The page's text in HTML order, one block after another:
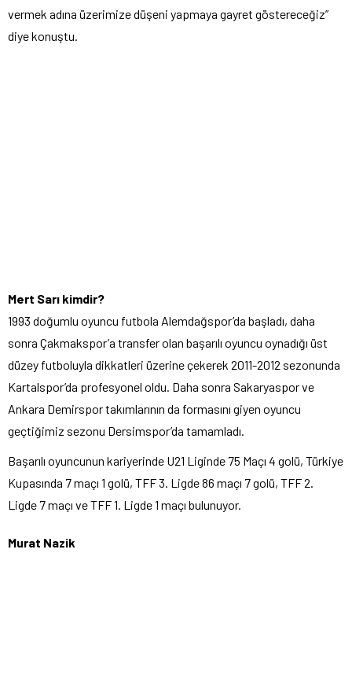
vermek adına üzerimize düşeni yapmaya gayret göstereceğiz”
diye konuştu.
Mert Sarı kimdir?
1993 doğumlu oyuncu futbola Alemdağspor’da başladı, daha
sonra Çakmakspor’a transfer olan başarılı oyuncu oynadığı üst
düzey futboluyla dikkatleri üzerine çekerek 2011-2012 sezonunda
Kartalspor’da profesyonel oldu. Daha sonra Sakaryaspor ve
Ankara Demirspor takımlarının da formasını giyen oyuncu
geçtiğimiz sezonu Dersimspor’da tamamladı.
Başarılı oyuncunun kariyerinde U21 Liginde 75 Maçı 4 golü, Türkiye
Kupasında 7 maçı 1 golü, TFF 3. Ligde 86 maçı 7 golü, TFF 2.
Ligde 7 maçı ve TFF 1. Ligde 1 maçı bulunuyor.
Murat Nazik